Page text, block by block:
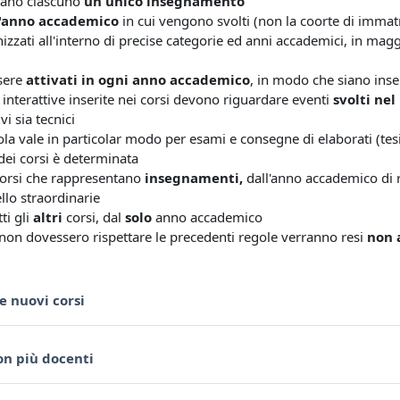
accademico in cui vengono svolti (non la coorte di
all'interno di precise categorie ed anni accademici, in
attivati in ogni anno accademico, in modo che siano
interattive inserite nei corsi devono riguardare eventi svolti nel
sia tecnici
vale in particolar modo per esami e consegne di elaborati
corsi è determinata
che rappresentano insegnamenti, dall'anno accademico
straordinarie
gli altri corsi, dal solo anno accademico
dovessero rispettare le precedenti regole verranno resi non
nuovi corsi
più docenti